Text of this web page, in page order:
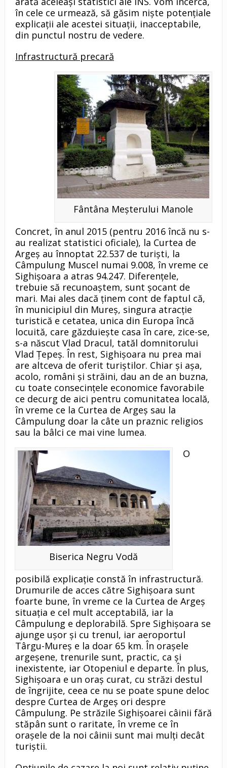
în cele ce urmează, să găsim nişte potenţiale
explicaţii ale acestei situaţii, inacceptabile,
din punctul nostru de vedere.
Infrastructură precară
Fântâna Meşterului Manole
Concret, în anul 2015 (pentru 2016 încă nu s-
au realizat statistici oficiale), la Curtea de
Argeş au înnoptat 22.537 de turişti, la
Câmpulung Muscel numai 9.008, în vreme ce
Sighişoara a atras 94.247. Diferenţele,
trebuie să recunoaştem, sunt şocant de
mari. Mai ales dacă ţinem cont de faptul că,
în municipiul din Mureş, singura atracţie
turistică e cetatea, unica din Europa încă
locuită, care găzduieşte casa în care, zice-se,
s-a născut Vlad Dracul, tatăl domnitorului
Vlad Ţepeş. În rest, Sighişoara nu prea mai
are altceva de oferit turiştilor. Chiar şi aşa,
acolo, români şi străini, dau an de an buzna,
cu toate consecinţele economice favorabile
ce decurg de aici pentru comunitatea locală,
în vreme ce la Curtea de Argeş sau la
Câmpulung doar la câte un praznic religios
sau la bâlci ce mai vine lumea.
Biserica Negru Vodă
O
posibilă explicaţie constă în infrastructură.
Drumurile de acces către Sighişoara sunt
foarte bune, în vreme ce la Curtea de Argeş
situaţia e cel mult acceptabilă, iar la
Câmpulung e deplorabilă. Spre Sighişoara se
ajunge uşor şi cu trenul, iar aeroportul
Târgu-Mureş e la doar 65 km. În oraşele
argeşene, trenurile sunt, practic, ca şi
inexistente, iar Otopeniul e departe. În plus,
Sighişoara e un oraş curat, cu străzi destul
de îngrijite, ceea ce nu se poate spune deloc
despre Curtea de Argeş ori despre
Câmpulung. Pe străzile Sighişoarei câinii fără
stăpân sunt o raritate, în vreme ce în
oraşele de la noi câinii sunt mai mulţi decât
turiştii.